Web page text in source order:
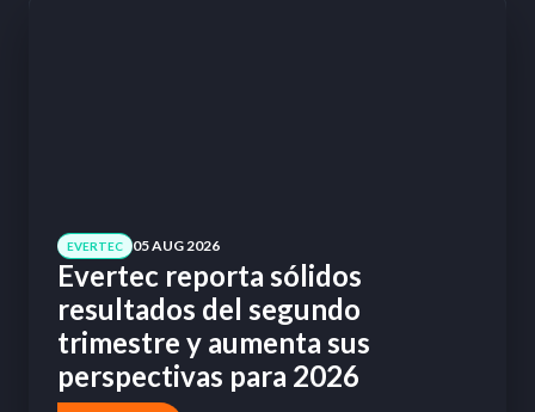
EVERTEC 05 AUG 2026
Evertec reporta sólidos
resultados del segundo
trimestre y aumenta sus
perspectivas para 2026